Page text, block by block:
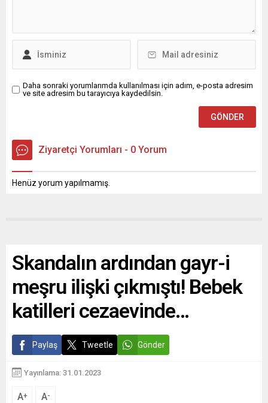
Daha sonraki yorumlarımda kullanılması için adım, e-posta adresim
ve site adresim bu tarayıcıya kaydedilsin.
Ziyaretçi Yorumları - 0 Yorum
Henüz yorum yapılmamış.
Skandalın ardından gayr-i
meşru ilişki çıkmıştı! Bebek
katilleri cezaevinde…
Paylaş Tweetle Gönder
Yayınlama: 31.01.2023
A+ A-